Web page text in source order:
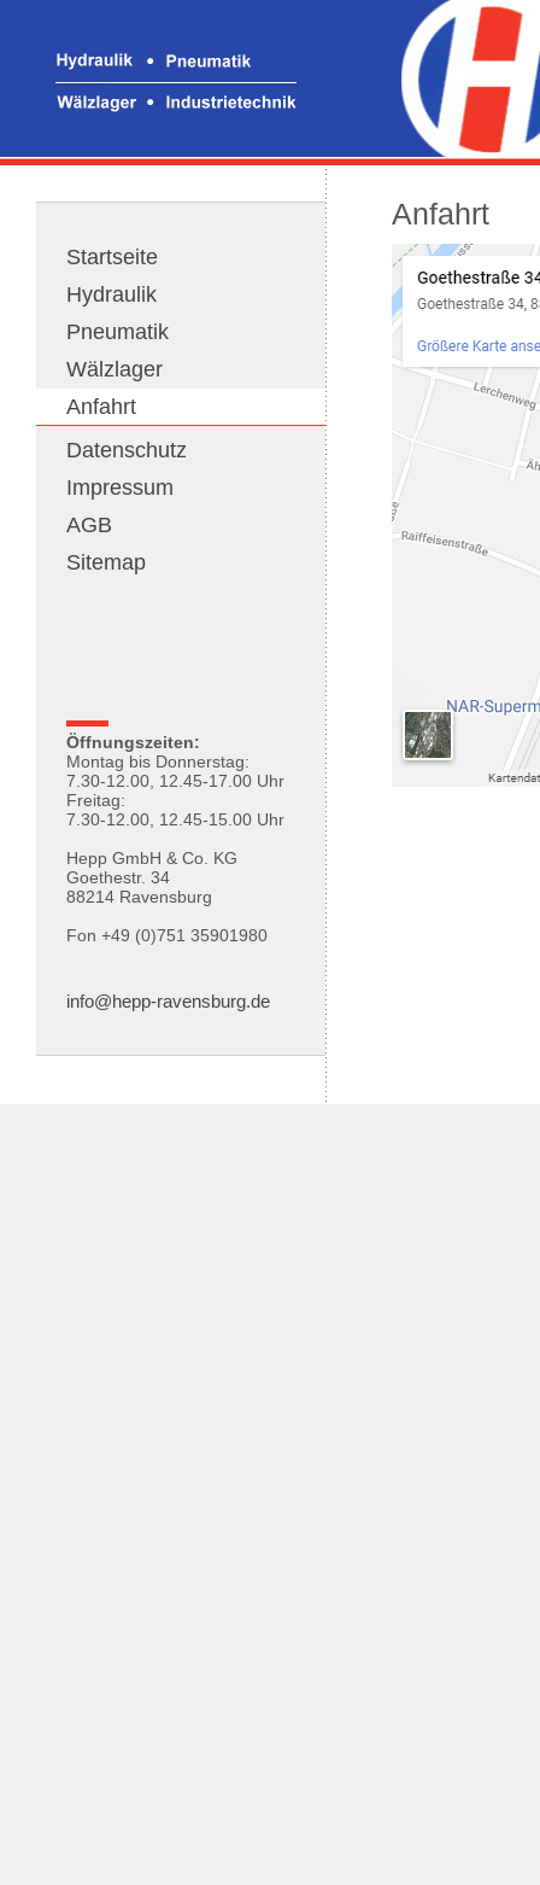
Startseite
Hydraulik
Pneumatik
Wälzlager
Anfahrt
Datenschutz
Impressum
AGB
Sitemap
Öffnungszeiten:
Montag bis Donnerstag:
7.30-12.00, 12.45-17.00 Uhr
Freitag:
7.30-12.00, 12.45-15.00 Uhr
Hepp GmbH & Co. KG
Goethestr. 34
88214 Ravensburg
Fon +49 (0)751 35901980
info@hepp-ravensburg.de
Anfahrt